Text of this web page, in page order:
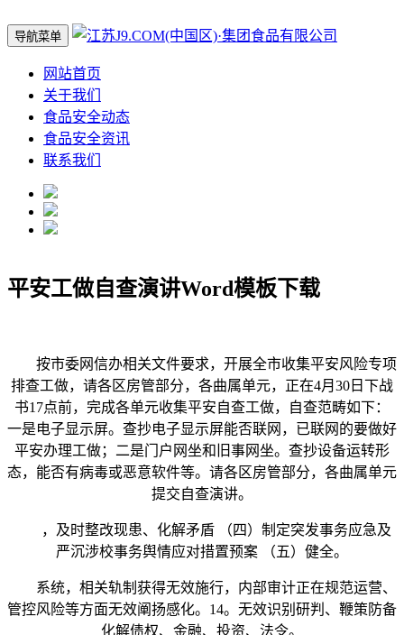
导航菜单
网站首页
关于我们
食品安全动态
食品安全资讯
联系我们
平安工做自查演讲Word模板下载
按市委网信办相关文件要求，开展全市收集平安风险专项
排查工做，请各区房管部分，各曲属单元，正在4月30日下战
书17点前，完成各单元收集平安自查工做，自查范畴如下：
一是电子显示屏。查抄电子显示屏能否联网，已联网的要做好
平安办理工做；二是门户网坐和旧事网坐。查抄设备运转形
态，能否有病毒或恶意软件等。请各区房管部分，各曲属单元
提交自查演讲。
，及时整改现患、化解矛盾 （四）制定突发事务应急及
严沉涉校事务舆情应对措置预案 （五）健全。
系统，相关轨制获得无效施行，内部审计正在规范运营、
管控风险等方面无效阐扬感化。14。无效识别研判、鞭策防备
化解债权、金融、投资、法令。